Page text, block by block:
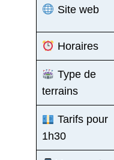
Site web
Horaires
Type de
terrains
Tarifs pour
1h30